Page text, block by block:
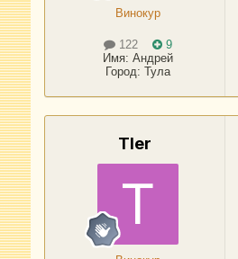
Винокур
122
9
Имя:Андрей
Город:Тула
Tler